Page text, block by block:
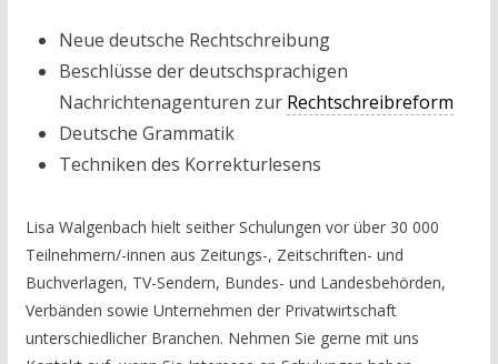
Neue deutsche Rechtschreibung
Beschlüsse der deutschsprachigen
Nachrichtenagenturen zur Rechtschreibreform
Deutsche Grammatik
Techniken des Korrekturlesens
Lisa Walgenbach hielt seither Schulungen vor über 30 000
Teilnehmern/-innen aus Zeitungs-, Zeitschriften- und
Buchverlagen, TV-Sendern, Bundes- und Landesbehörden,
Verbänden sowie Unternehmen der Privatwirtschaft
unterschiedlicher Branchen. Nehmen Sie gerne mit uns